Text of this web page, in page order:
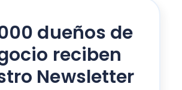
dueños de
reciben
Newsletter